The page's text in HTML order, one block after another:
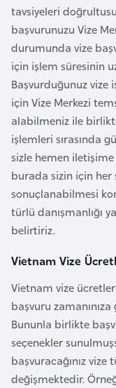
tavsiyeleri
başvurunuzu Vize
durumunda vize
için işlem süresinin
Başvurduğunuz
için Vize Merkezi
alabilmeniz ile
işlemleri sırasında
sizle hemen
burada sizin için
sonuçlanabilmesi
türlü danışmanlığı
belirtiriz.
Vietnam Vize
Vietnam vize
başvuru
Bununla birlikte
seçenekler
başvuracağınız
değişmektedir.
G
n
G
i
n
e
B
i
s
s
u
G
i
n
e